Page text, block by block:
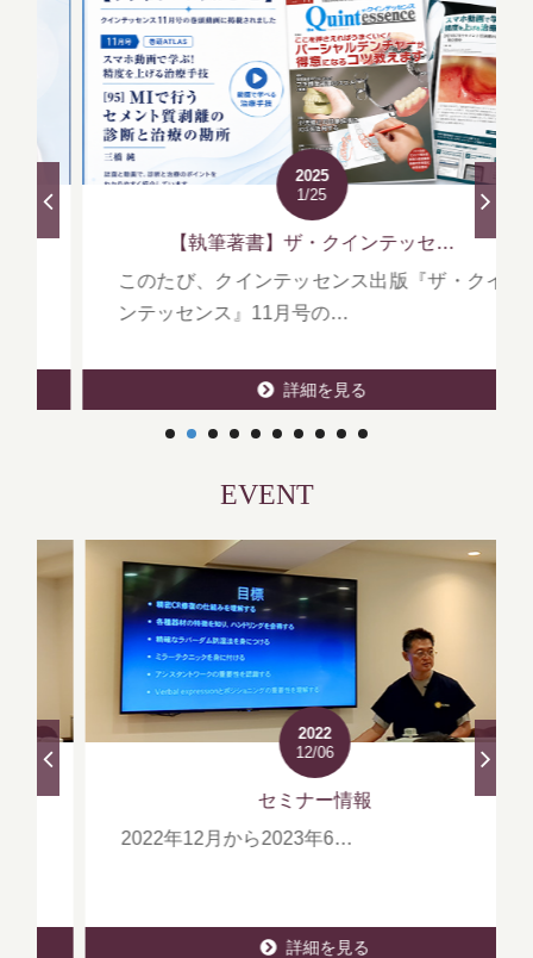
2025
1/25
【執筆著書】ザ・クインテッセ…
このたび、クインテッセンス出版『ザ・クイ
ンテッセンス』11月号の…
詳細を見る
詳細を見る
EVENT
2022
12/06
セミナー情報
2022年12月から2023年6…
詳細を見る